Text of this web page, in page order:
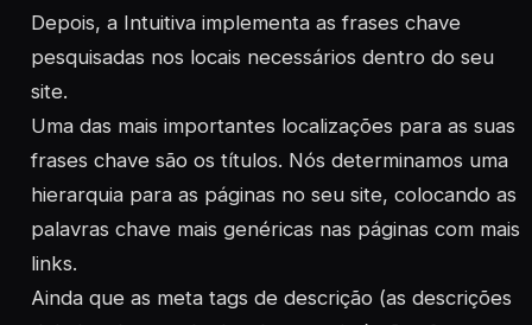
Depois, a Intuitiva implementa as frases chave
pesquisadas nos locais necessários dentro do seu
site.
Uma das mais importantes localizações para as suas
frases chave são os títulos. Nós determinamos uma
hierarquia para as páginas no seu site, colocando as
palavras chave mais genéricas nas páginas com mais
links.
Ainda que as meta tags de descrição (as descrições